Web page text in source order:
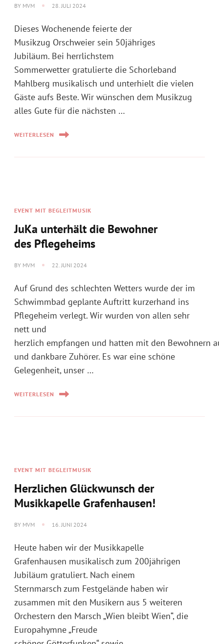
BY MVM 28. JULI 2024
Dieses Wochenende feierte der
Musikzug Orschweier sein 50jähriges
Jubiläum. Bei herrlichstem
Sommerwetter gratulierte die Schorleband
Mahlberg musikalisch und unterhielt die vielen
Gäste aufs Beste. Wir wünschen dem Musikzug
alles Gute für die nächsten …
WEITERLESEN
EVENT MIT BEGLEITMUSIK
JuKa unterhält die Bewohner
des Pflegeheims
BY MVM 22. JUNI 2024
Auf Grund des schlechten Wetters wurde der im
Schwimmbad geplante Auftritt kurzerhand ins
Pflegeheim verlegt. Wir wurden von allen sehr
nett und
herzlich empfangen und hatten mit den Bewohnern
und dankbare Zuhörer. Es war eine schöne
Gelegenheit, unser …
WEITERLESEN
EVENT MIT BEGLEITMUSIK
Herzlichen Glückwunsch der
Musikkapelle Grafenhausen!
BY MVM 16. JUNI 2024
Heute haben wir der Musikkapelle
Grafenhausen musikalisch zum 200jährigen
Jubiläum gratuliert. Nach einem
Sternmarsch zum Festgelände haben wir
zusammen mit den Musikern aus 5 weiteren
Orchestern den Marsch „Wien bleibt Wien“, die
Europahymne „Freude